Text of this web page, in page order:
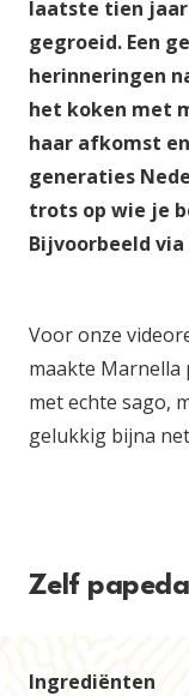
laatste tien jaar
gegroeid. Een
herinneringen
het koken met
haar afkomst
generaties
trots op wie je
Bijvoorbeeld
Voor onze
maakte Marnella
met echte sago,
gelukkig bijna
Zelf
Ingrediënten